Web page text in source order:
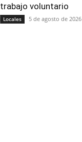
trabajo voluntario
Locales 5 de agosto de 2026